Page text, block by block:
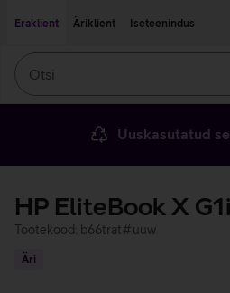
Eraklient
Äriklient Iseteenindus
Uuskasutatud
HP EliteBook X
Tootekood: b66trat#uuw
Äri